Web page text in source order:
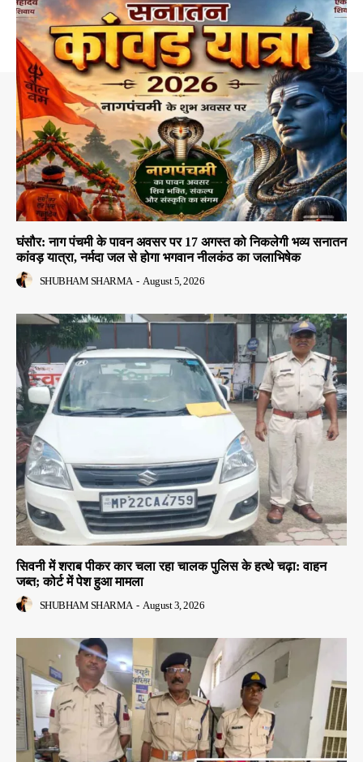
घंसौर: नाग पंचमी के पावन अवसर पर 17 अगस्त को निकलेगी भव्य सनातन
कांवड़ यात्रा, नर्मदा जल से होगा भगवान नीलकंठ का जलाभिषेक
SHUBHAM SHARMA - August 5, 2026
सिवनी में शराब पीकर कार चला रहा चालक पुलिस के हत्थे चढ़ा: वाहन
जब्त; कोर्ट में पेश हुआ मामला
SHUBHAM SHARMA - August 3, 2026